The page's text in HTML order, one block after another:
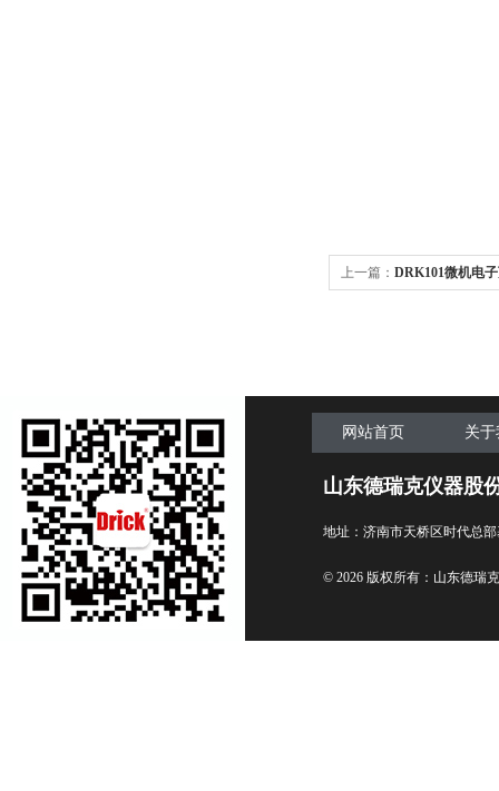
上一篇： DRK101微机电
网站首页 关
山东德瑞克仪器股
地址：济南市天桥区时代总
© 2026 版权所有：山东德瑞